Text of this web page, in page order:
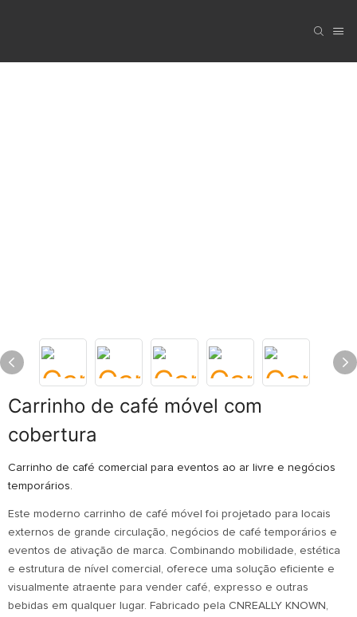
Carrinho de café móvel com
cobertura
Carrinho de café comercial para eventos ao ar livre e negócios
temporários.
Este moderno carrinho de café móvel foi projetado para locais
externos de grande circulação, negócios de café temporários e
eventos de ativação de marca. Combinando mobilidade, estética
e estrutura de nível comercial, oferece uma solução eficiente e
visualmente atraente para vender café, expresso e outras
bebidas em qualquer lugar. Fabricado pela CNREALLY KNOWN,